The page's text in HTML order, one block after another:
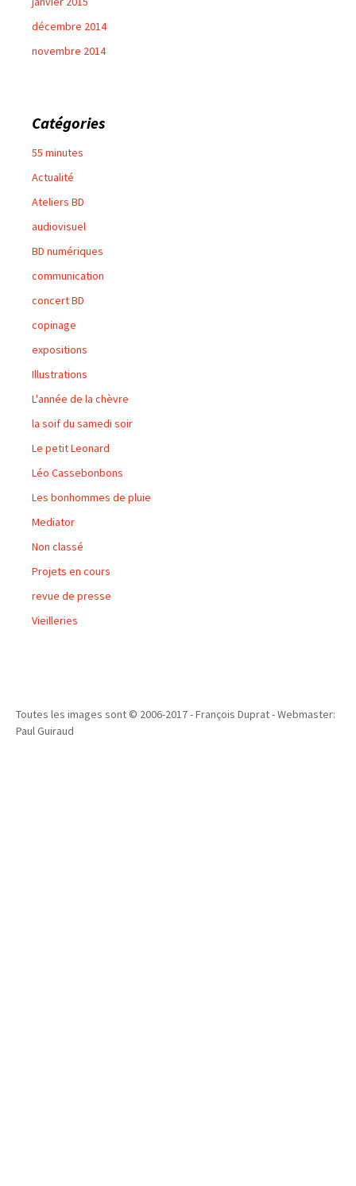
décembre 2014
novembre 2014
Catégories
55 minutes
Actualité
Ateliers BD
audiovisuel
BD numériques
communication
concert BD
copinage
expositions
Illustrations
L'année de la chèvre
la soif du samedi soir
Le petit Leonard
Léo Cassebonbons
Les bonhommes de pluie
Mediator
Non classé
Projets en cours
revue de presse
Vieilleries
Toutes les images sont © 2006-2017 - François Duprat - Webmaster:
Paul Guiraud